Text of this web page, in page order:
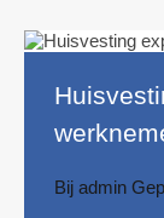
Bij admin